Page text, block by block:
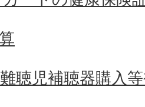
聴児補聴器購入